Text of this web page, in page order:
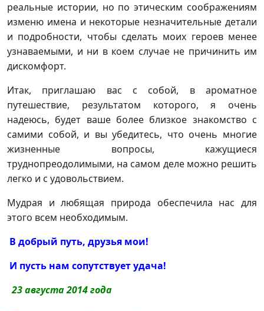
реальные истории, но по этическим соображениям
изменю имена и некоторые незначительные детали
и подробности, чтобы сделать моих героев менее
узнаваемыми, и ни в коем случае не причинить им
дискомфорт.
Итак, приглашаю вас с собой, в ароматное
путешествие, результатом которого, я очень
надеюсь, будет ваше более близкое знакомство с
самими собой, и вы убедитесь, что очень многие
жизненные вопросы, кажущиеся
труднопреодолимыми, на самом деле можно решить
легко и с удовольствием.
Мудрая и любящая природа обеспечила нас для
этого всем необходимым.
В добрый путь, друзья мои!
И пусть нам сопутствует удача!
23 августа 2014 года